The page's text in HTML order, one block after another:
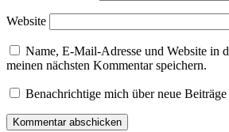
Website
Name, E-Mail-Adresse und Website in
meinen nächsten Kommentar speichern.
Benachrichtige mich über neue